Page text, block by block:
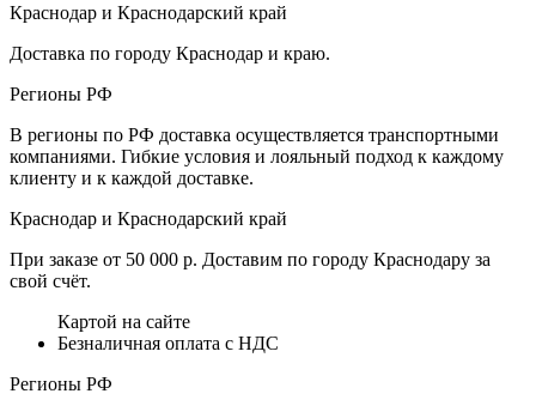
Краснодар и Краснодарский край
Доставка по городу Краснодар и краю.
Регионы РФ
В регионы по РФ доставка осуществляется транспортными
компаниями. Гибкие условия и лояльный подход к каждому
клиенту и к каждой доставке.
Краснодар и Краснодарский край
При заказе от 50 000 р. Доставим по городу Краснодару за
свой счёт.
Картой на сайте
Безналичная оплата с НДС
Регионы РФ